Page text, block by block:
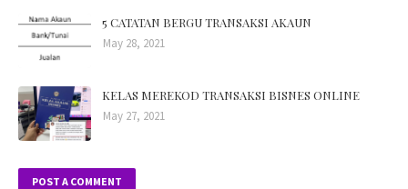
5 CATATAN BERGU TRANSAKSI AKAUN
May 28, 2021
KELAS MEREKOD TRANSAKSI BISNES ONLINE
May 27, 2021
POST A COMMENT